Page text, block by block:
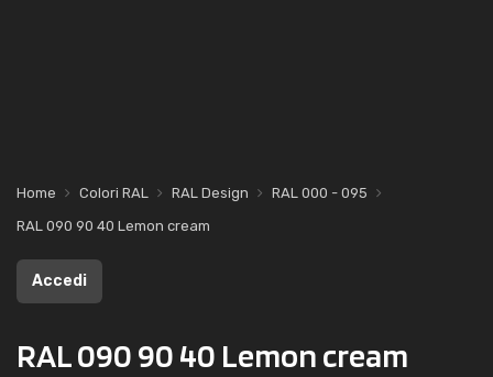
Home Colori RAL RAL Design
RAL 000 - 095
RAL 090 90 40 Lemon cream
Accedi
RAL 090 90 40 Lemon cream